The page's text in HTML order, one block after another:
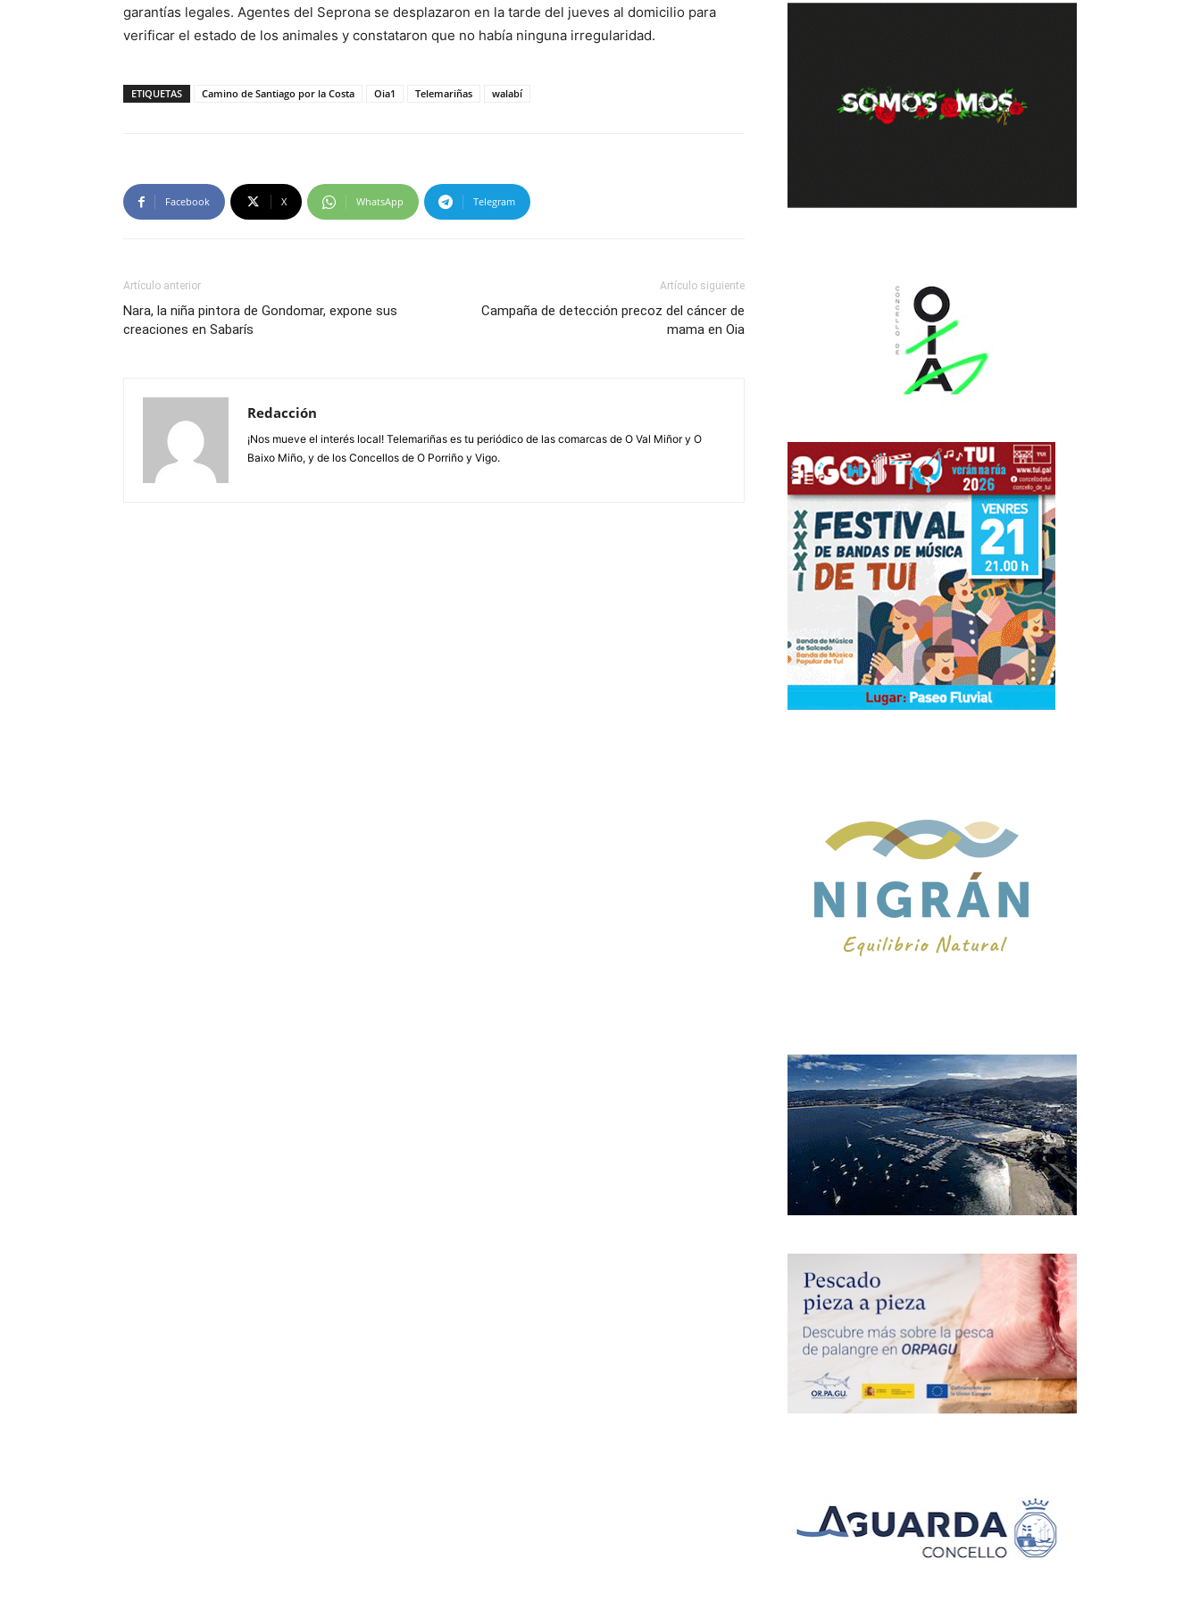
garantías legales. Agentes del Seprona se desplazaron en la tarde del jueves al domicilio para
verificar el estado de los animales y constataron que no había ninguna irregularidad.
ETIQUETAS Camino de Santiago por la Costa Oia1 Telemariñas walabí
Facebook X WhatsApp Telegram
Artículo anterior
Nara, la niña pintora de Gondomar, expone sus
creaciones en Sabarís
Artículo siguiente
Campaña de detección precoz del cáncer de
mama en Oia
Redacción
¡Nos mueve el interés local! Telemariñas es tu periódico de las comarcas de O Val Miñor y O
Baixo Miño, y de los Concellos de O Porriño y Vigo.